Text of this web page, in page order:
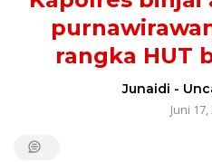
rangka HUT
Junaidi -
Juni